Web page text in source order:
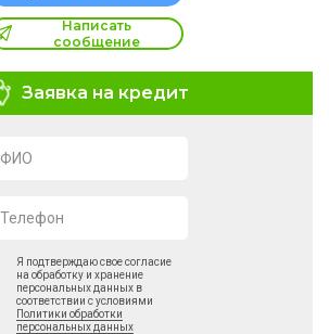
Написать
сообщение
Заявка на кредит
ФИО
Телефон
Я подтверждаю свое согласие
на обработку и хранение
персональных данных в
соответствии с условиями
Политики обработки
персональных данных